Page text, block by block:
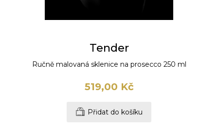
Tender
Ručně malovaná sklenice na prosecco 250 ml
519,00 Kč
Přidat do košíku